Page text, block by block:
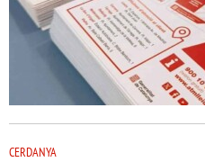
CERDANYA